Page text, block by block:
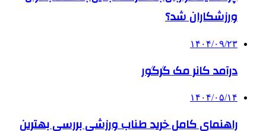
ورزشکاران شد؟
۱۴۰۴/۰۹/۲۳
درآمد کانر مک گرگور
۱۴۰۴/۰۵/۱۴
راهنمای کامل خرید طناب ورزشی بررسی بهترین